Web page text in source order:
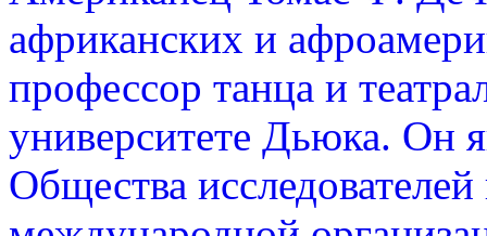
африканских и
профессор танца и
университете Дьюка. Он
Общества